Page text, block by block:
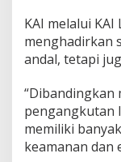
KAI melalui
menghadirkan
andal, tetapi
“Dibandingkan
pengangkutan
memiliki
keamanan dan